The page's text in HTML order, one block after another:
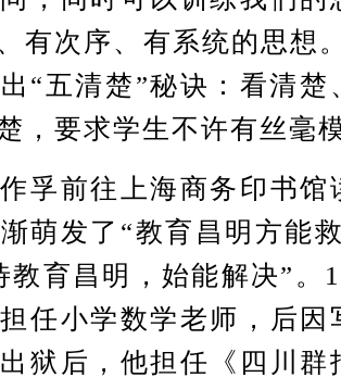
有次序、有系统的思想
“五清楚”秘诀：看清楚
，要求学生不许有丝毫模
前往上海商务印书馆
萌发了“教育昌明方能
教育昌明，始能解决”。
任小学数学老师，后因
狱后，他担任《四川群